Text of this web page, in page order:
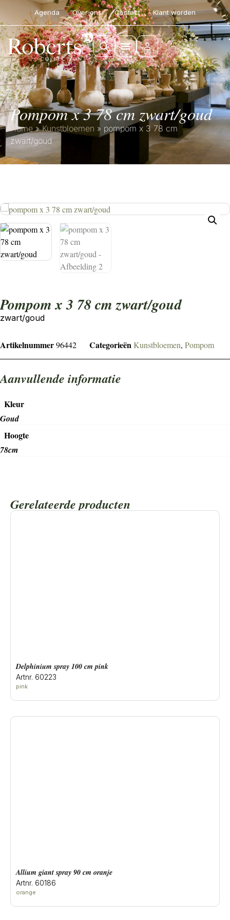
Agenda Over ons Contact Klant worden
pompom x 3 78 cm zwart/goud
Home»Kunstbloemen »pompom x 3 78 cm
zwart/goud
pompom x 3 78 cm zwart/goud
zwart/goud
Artikelnummer96442 CategorieënKunstbloemen, Pompom
Aanvullende informatie
Kleur
Goud
Hoogte
78cm
Gerelateerde producten
delphinium spray 100 cm pink
Artnr. 60223
pink
allium giant spray 90 cm oranje
Artnr. 60186
orange